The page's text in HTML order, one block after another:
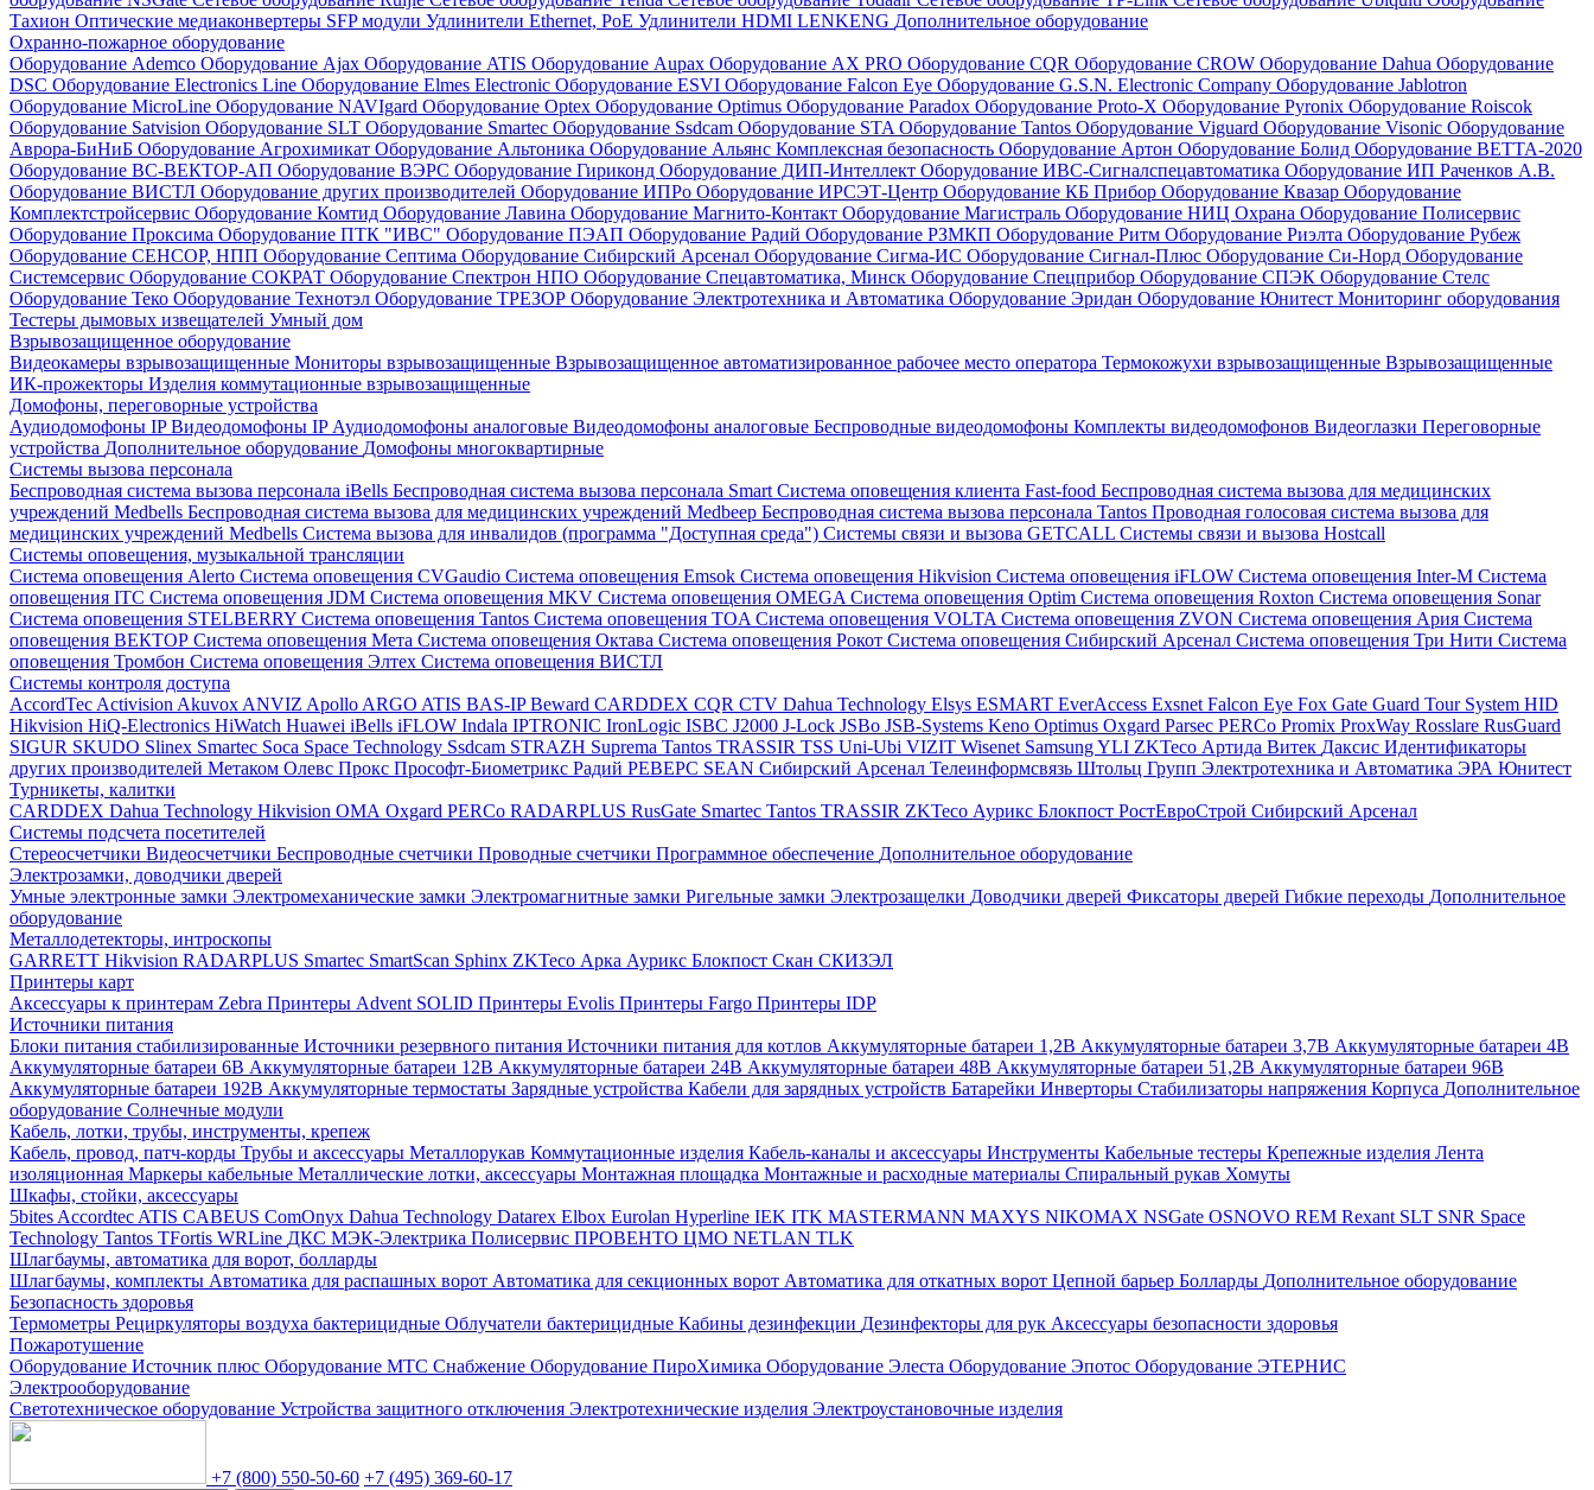
Тахион Оптические медиаконвертеры SFP модули Удлинители Ethernet, PoE Удлинители HDMI LENKENG Дополнительное оборудование
Охранно-пожарное оборудование
Оборудование Ademco Оборудование Ajax Оборудование ATIS Оборудование Aupax Оборудование AX PRO Оборудование CQR Оборудование CROW Оборудование Dahua Оборудование
DSC Оборудование Electronics Line Оборудование Elmes Electronic Оборудование ESVI Оборудование Falcon Eye Оборудование G.S.N. Electronic Company Оборудование Jablotron
Оборудование MicroLine Оборудование NAVIgard Оборудование Optex Оборудование Optimus Оборудование Paradox Оборудование Proto-X Оборудование Pyronix Оборудование Roiscok
Оборудование Satvision Оборудование SLT Оборудование Smartec Оборудование Ssdcam Оборудование STA Оборудование Tantos Оборудование Viguard Оборудование Visonic Оборудование
Аврора-БиНиБ Оборудование Агрохимикат Оборудование Альтоника Оборудование Альянс Комплексная безопасность Оборудование Артон Оборудование Болид Оборудование ВЕТТА-2020
Оборудование ВС-ВЕКТОР-АП Оборудование ВЭРС Оборудование Гириконд Оборудование ДИП-Интеллект Оборудование ИВС-Сигналспецавтоматика Оборудование ИП Раченков А.В.
Оборудование ВИСТЛ Оборудование других производителей Оборудование ИПРо Оборудование ИРСЭТ-Центр Оборудование КБ Прибор Оборудование Квазар Оборудование
Комплектстройсервис Оборудование Комтид Оборудование Лавина Оборудование Магнито-Контакт Оборудование Магистраль Оборудование НИЦ Охрана Оборудование Полисервис
Оборудование Проксима Оборудование ПТК "ИВС" Оборудование ПЭАП Оборудование Радий Оборудование РЗМКП Оборудование Ритм Оборудование Риэлта Оборудование Рубеж
Оборудование СЕНСОР, НПП Оборудование Септима Оборудование Сибирский Арсенал Оборудование Сигма-ИС Оборудование Сигнал-Плюс Оборудование Си-Норд Оборудование
Системсервис Оборудование СОКРАТ Оборудование Спектрон НПО Оборудование Спецавтоматика, Минск Оборудование Спецприбор Оборудование СПЭК Оборудование Стелс
Оборудование Теко Оборудование Технотэл Оборудование ТРЕЗОР Оборудование Электротехника и Автоматика Оборудование Эридан Оборудование Юнитест Мониторинг оборудования
Тестеры дымовых извещателей Умный дом
Взрывозащищенное оборудование
Видеокамеры взрывозащищенные Мониторы взрывозащищенные Взрывозащищенное автоматизированное рабочее место оператора Термокожухи взрывозащищенные Взрывозащищенные
ИК-прожекторы Изделия коммутационные взрывозащищенные
Домофоны, переговорные устройства
Аудиодомофоны IPВидеодомофоны IP Аудиодомофоны аналоговые Видеодомофоны аналоговые Беспроводные видеодомофоны Комплекты видеодомофонов Видеоглазки Переговорные
устройства Дополнительное оборудование Домофоны многоквартирные
Системы вызова персонала
Беспроводная система вызова персонала iBells Беспроводная система вызова персонала Smart Система оповещения клиента Fast-food Беспроводная система вызова для медицинских
учреждений Medbells Беспроводная система вызова для медицинских учреждений Medbeep Беспроводная система вызова персонала Tantos Проводная голосовая система вызова для
медицинских учреждений Medbells Система вызова для инвалидов (программа "Доступная среда") Системы связи и вызова GETCALL Системы связи и вызова Hostcall
Системы оповещения, музыкальной трансляции
Система оповещения Alerto Система оповещения CVGaudio Система оповещения Emsok Система оповещения Hikvision Система оповещения iFLOW Система оповещения Inter-M Система
оповещения ITC Система оповещения JDM Система оповещения MKV Система оповещения OMEGA Система оповещения Optim Система оповещения Roxton Система оповещения Sonar
Система оповещения STELBERRY Система оповещения Tantos Система оповещения TOA Система оповещения VOLTA Система оповещения ZVON Система оповещения Ария Система
оповещения ВЕКТОР Система оповещения Мета Система оповещения Октава Система оповещения Рокот Система оповещения Сибирский Арсенал Система оповещения Три Нити Система
оповещения Тромбон Система оповещения Элтех Система оповещения ВИСТЛ
Системы контроля доступа
AccordTec Activision Akuvox ANVIZ Apollo ARGO ATIS BAS-IPBeward CARDDEX CQR CTV Dahua Technology Elsys ESMART EverAccess Exsnet Falcon Eye Fox Gate Guard Tour System HID
Hikvision HiQ-Electronics HiWatch Huawei iBells iFLOW Indala IPTRONIC IronLogic ISBC J2000 J-Lock JSBo JSB-Systems Keno Optimus Oxgard Parsec PERCo Promix ProxWay Rosslare RusGuard
SIGUR SKUDO Slinex Smartec Soca Space Technology Ssdcam STRAZH Suprema Tantos TRASSIR TSS Uni-Ubi VIZIT Wisenet SamsungYLI ZKTeco Артида Витек Даксис Идентификаторы
других производителей Метаком Олевс Прокс Прософт-Биометрикс Радий РЕВЕРС SEAN Сибирский Арсенал Телеинформсвязь Штольц Групп Электротехника и Автоматика ЭРА Юнитест
Турникеты, калитки
CARDDEX Dahua Technology Hikvision ОМА Oxgard PERCo RADARPLUS RusGate Smartec Tantos TRASSIR ZKTeco Аурикс Блокпост РостЕвроСтрой Сибирский Арсенал
Системы подсчета посетителей
Стереосчетчики Видеосчетчики Беспроводные счетчики Проводные счетчики Программное обеспечение Дополнительное оборудование
Электрозамки, доводчики дверей
Умные электронные замки Электромеханические замки Электромагнитные замки Ригельные замки Электрозащелки Доводчики дверей Фиксаторы дверей Гибкие переходы Дополнительное
оборудование
Металлодетекторы, интроскопы
GARRETT Hikvision RADARPLUS Smartec SmartScan Sphinx ZKTeco Арка Аурикс Блокпост Скан СКИЗЭЛ
Принтеры карт
Аксессуары к принтерам Zebra Принтеры Advent SOLID Принтеры Evolis Принтеры Fargo Принтеры IDP
Источники питания
Блоки питания стабилизированные Источники резервного питания Источники питания для котлов Аккумуляторные батареи 1,2В Аккумуляторные батареи 3,7В Аккумуляторные батареи 4В
Аккумуляторные батареи 6В Аккумуляторные батареи 12В Аккумуляторные батареи 24В Аккумуляторные батареи 48В Аккумуляторные батареи 51,2В Аккумуляторные батареи 96В
Аккумуляторные батареи 192В Аккумуляторные термостаты Зарядные устройства Кабели для зарядных устройств Батарейки Инверторы Стабилизаторы напряжения Корпуса Дополнительное
оборудование Солнечные модули
Кабель, лотки, трубы, инструменты, крепеж
Кабель, провод, патч-корды Трубы и аксессуары Металлорукав Коммутационные изделия Кабель-каналы и аксессуары Инструменты Кабельные тестеры Крепежные изделия Лента
изоляционная Маркеры кабельные Металлические лотки, аксессуары Монтажная площадка Монтажные и расходные материалы Спиральный рукав Хомуты
Шкафы, стойки, аксессуары
5bites Accordtec ATIS CABEUS ComOnyx Dahua Technology Datarex Elbox Eurolan Hyperline IEK ITK MASTERMANN MAXYS NIKOMAX NSGate OSNOVO REM Rexant SLT SNR Space
Technology Tantos TFortis WRLine ДКС МЭК-Электрика Полисервис ПРОВЕНТО ЦМО NETLAN TLK
Шлагбаумы, автоматика для ворот, болларды
Шлагбаумы, комплекты Автоматика для распашных ворот Автоматика для секционных ворот Автоматика для откатных ворот Цепной барьер Болларды Дополнительное оборудование
Безопасность здоровья
Термометры Рециркуляторы воздуха бактерицидные Облучатели бактерицидные Кабины дезинфекции Дезинфекторы для рук Аксессуары безопасности здоровья
Пожаротушение
Оборудование Источник плюс Оборудование МТС Снабжение Оборудование ПироХимика Оборудование Элеста Оборудование Эпотос Оборудование ЭТЕРНИС
Электрооборудование
Светотехническое оборудование Устройства защитного отключения Электротехнические изделия Электроустановочные изделия
+7 (800) 550-50-60 +7 (495) 369-60-17